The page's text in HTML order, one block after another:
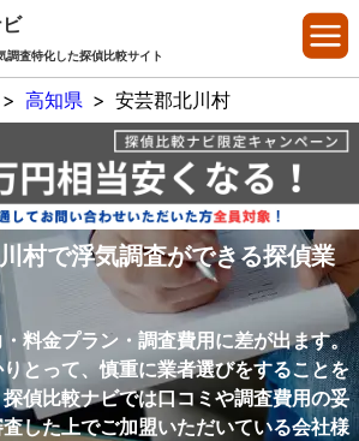
調査特化した探偵比較サイト
> 高知県 > 安芸郡北川村
村で浮気調査ができる探偵業
料金プラン・調査費用に差が出ます。
とって、慎重に業者選びをすることを
偵比較ナビでは口コミや調査費用の妥
した上でご加盟いただいている会社様